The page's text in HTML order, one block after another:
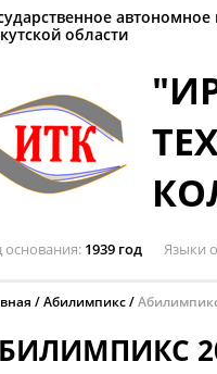
области
основания 1939 год Языки
Абилимпикс